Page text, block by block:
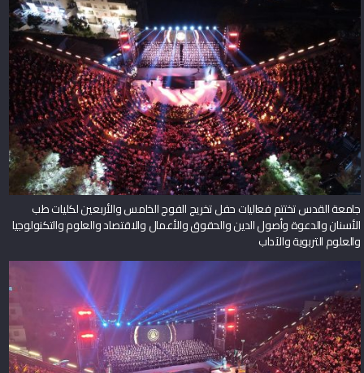
جامعة القدس تختتم فعاليات حفل تخريج الفوج الخامس والأربعين لكليات طب
الأسنان والدعوة وأصول الدين والحقوق والأعمال والاقتصاد والعلوم والتكنولوجيا
والعلوم التربوية والآداب